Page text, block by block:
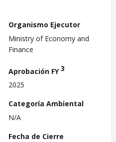
Organismo Ejecutor
Ministry of Economy and
Finance
Aprobación FY3
2025
Categoría Ambiental
N/A
Fecha de Cierre